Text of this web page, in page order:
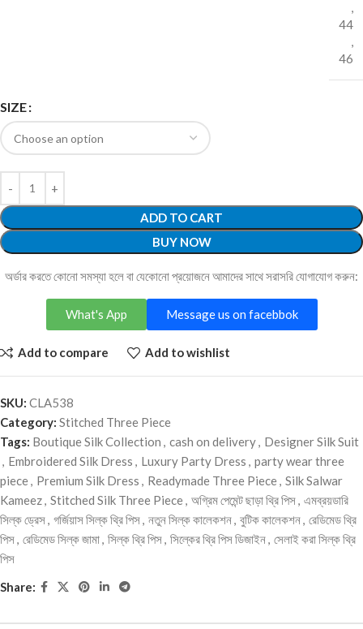
44
46
SIZE
ADD TO CART
BUY NOW
অর্ডার করতে কোনো সমস্যা হলে বা যেকোনো প্রয়োজনে আমাদের সাথে সরাসরি যোগাযোগ করুন:
Message us on facebbok
What's App
Add to compare Add to wishlist
SKU: CLA538
Category: Stitched Three Piece
Tags: Boutique Silk Collection cash on delivery
Designer Silk Suit
Embroidered Silk Dress Luxury Party Dress
party wear three
piece
Premium Silk Dress Readymade Three Piece Silk Salwar
Kameez Stitched Silk Three Piece অগ্রিম পেমেন্ট ছাড়া থ্রি পিস এমব্রয়ডারি
সিল্ক ড্রেস গর্জিয়াস সিল্ক থ্রি পিস নতুন সিল্ক কালেকশন বুটিক কালেকশন রেডিমেড থ্রি
পিস রেডিমেড সিল্ক জামা সিল্ক থ্রি পিস সিল্কের থ্রি পিস ডিজাইন সেলাই করা সিল্ক থ্রি
পিস
Share: